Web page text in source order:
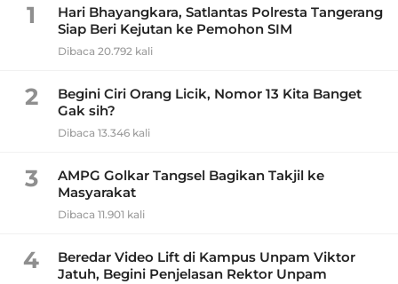
1
Hari Bhayangkara, Satlantas Polresta Tangerang
Siap Beri Kejutan ke Pemohon SIM
Dibaca 20.792 kali
2
Begini Ciri Orang Licik, Nomor 13 Kita Banget
Gak sih?
Dibaca 13.346 kali
3
AMPG Golkar Tangsel Bagikan Takjil ke
Masyarakat
Dibaca 11.901 kali
4
Beredar Video Lift di Kampus Unpam Viktor
Jatuh, Begini Penjelasan Rektor Unpam